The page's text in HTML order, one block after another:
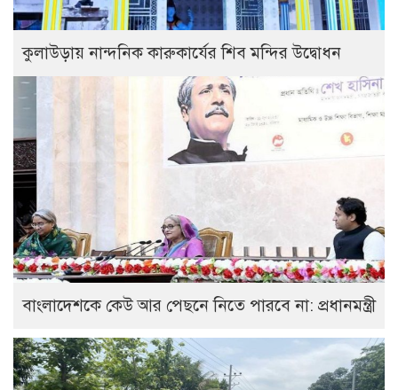
কুলাউড়ায় নান্দনিক কারুকার্যের শিব মন্দির উদ্বোধন
বাংলাদেশকে কেউ আর পেছনে নিতে পারবে না: প্রধানমন্ত্রী